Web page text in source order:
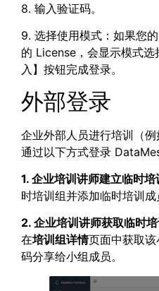
8. 输入验证码。
9. 选择使用模式：如果您
的 License，会显示模式
入】按钮完成登录。
外部登录
企业外部人员进行培训（
通过以下方式登录
1. 企业培训讲师建立临时培
时培训组并添加临时培训成
2. 企业培训讲师获取临时
在培训组详情页面中获取
码分享给小组成员。